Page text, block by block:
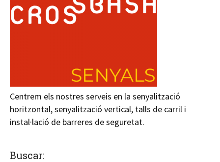
Centrem els nostres serveis en la senyalització
horitzontal, senyalització vertical, talls de carril i
instal·lació de barreres de seguretat.
Buscar: